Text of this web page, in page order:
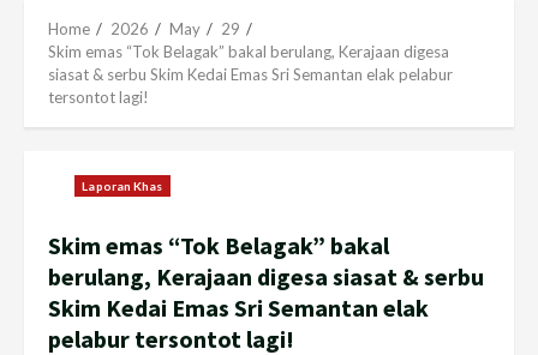
Home 2026 May
29
Skim emas “Tok Belagak” bakal berulang, Kerajaan digesa
siasat & serbu Skim Kedai Emas Sri Semantan elak pelabur
tersontot lagi!
Laporan Khas
Skim emas “Tok Belagak” bakal
berulang, Kerajaan digesa siasat & serbu
Skim Kedai Emas Sri Semantan elak
pelabur tersontot lagi!